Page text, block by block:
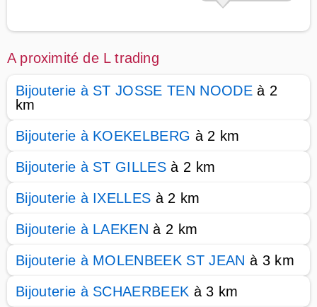
A proximité de L trading
Bijouterie à ST JOSSE TEN NOODEà 2
km
Bijouterie à KOEKELBERG à 2 km
Bijouterie à ST GILLES à 2 km
Bijouterie à IXELLES à 2 km
Bijouterie à LAEKEN à 2 km
Bijouterie à MOLENBEEK ST JEAN à 3 km
Bijouterie à SCHAERBEEK à 3 km